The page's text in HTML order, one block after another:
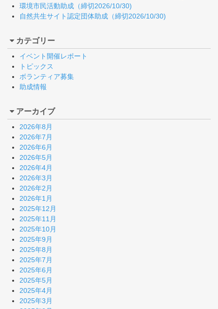
環境市民活動助成（締切2026/10/30)
自然共生サイト認定団体助成（締切2026/10/30)
カテゴリー
イベント開催レポート
トピックス
ボランティア募集
助成情報
アーカイブ
2026年8月
2026年7月
2026年6月
2026年5月
2026年4月
2026年3月
2026年2月
2026年1月
2025年12月
2025年11月
2025年10月
2025年9月
2025年8月
2025年7月
2025年6月
2025年5月
2025年4月
2025年3月